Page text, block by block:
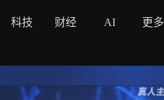
科技 财经 AI 更多